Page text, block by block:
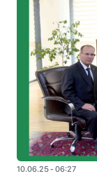
10.06.25 - 06:27